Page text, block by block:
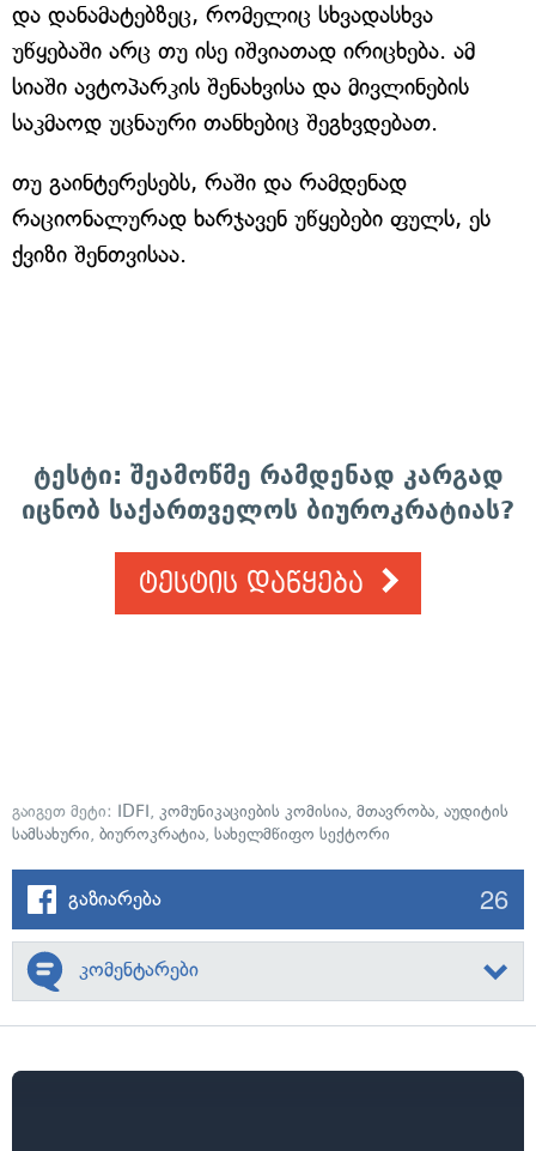
და დანამატებზეც, რომელიც სხვადასხვა
უწყებაში არც თუ ისე იშვიათად ირიცხება. ამ
სიაში ავტოპარკის შენახვისა და მივლინების
საკმაოდ უცნაური თანხებიც შეგხვდებათ.
თუ გაინტერესებს, რაში და რამდენად
რაციონალურად ხარჯავენ უწყებები ფულს, ეს
ქვიზი შენთვისაა.
ტესტი: შეამოწმე რამდენად კარგად
იცნობ საქართველოს ბიუროკრატიას?
ტესტის დაწყება
გაიგეთ მეტი: IDFI, კომუნიკაციების კომისია, მთავრობა, აუდიტის
სამსახური, ბიუროკრატია, სახელმწიფო სექტორი
გაზიარება 26
კომენტარები